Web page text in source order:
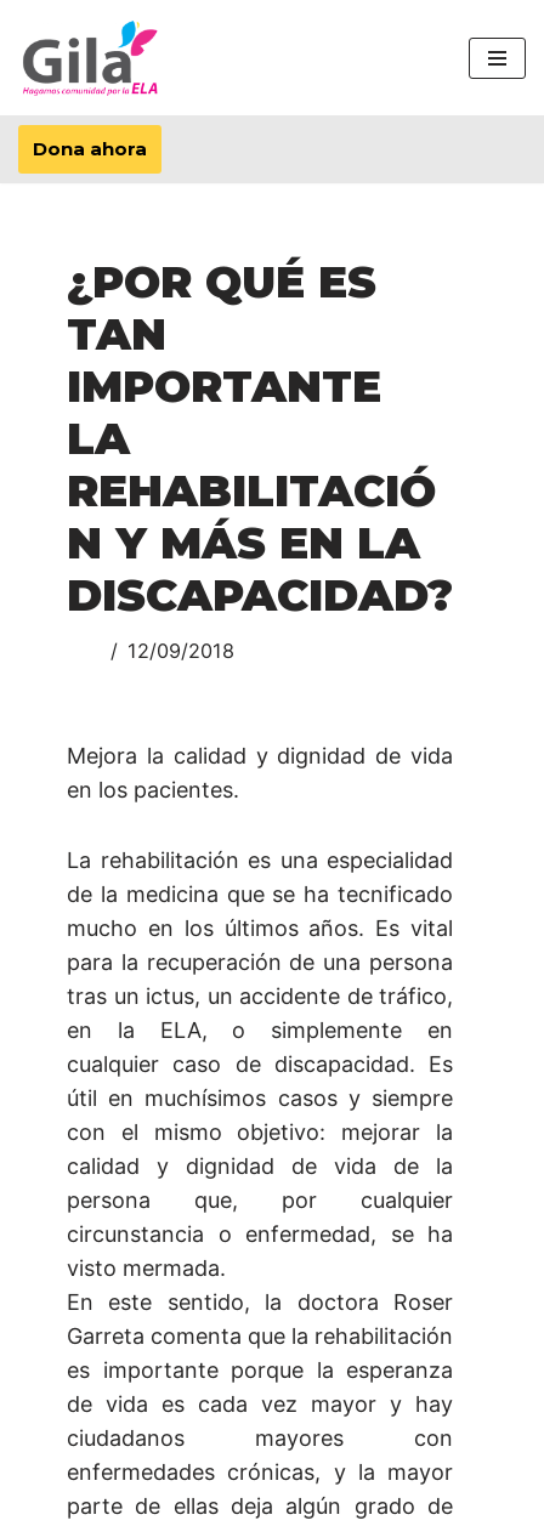
Saltar
al
contenido
Dona ahora
¿POR QUÉ ES
TAN
IMPORTANTE
LA
REHABILITACIÓ
N Y MÁS EN LA
DISCAPACIDAD?
12/09/2018
Mejora la calidad y dignidad de vida
en los pacientes.
La rehabilitación es una especialidad
de la medicina que se ha tecnificado
mucho en los últimos años. Es vital
para la recuperación de una persona
tras un ictus, un accidente de tráfico,
en la ELA, o simplemente en
cualquier caso de discapacidad. Es
útil en muchísimos casos y siempre
con el mismo objetivo: mejorar la
calidad y dignidad de vida de la
persona que, por cualquier
circunstancia o enfermedad, se ha
visto mermada.
En este sentido, la doctora Roser
Garreta comenta que la rehabilitación
es importante porque la esperanza
de vida es cada vez mayor y hay
ciudadanos mayores con
enfermedades crónicas, y la mayor
parte de ellas deja algún grado de